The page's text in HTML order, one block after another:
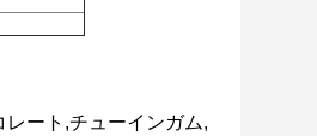
ート,チューインガム,